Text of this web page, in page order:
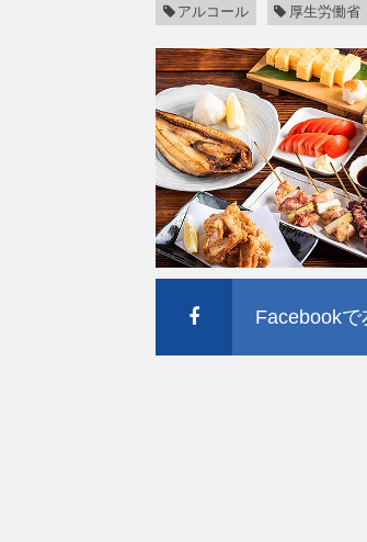
アルコール 厚生労働省
Facebookで